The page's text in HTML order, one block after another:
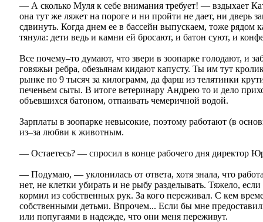
— А сколько Муля к себе внимания требует! — вздыхает
она тут же ляжет на пороге и ни пройти не дает, ни дверь
сдвинуть. Когда днем ее в бассейн выпускаем, тоже рядом
тянула: дети ведь и камни ей бросают, и батон суют, и
Все почему–то думают, что звери в зоопарке голодают, и
говяжьи ребра, обезьянам кидают капусту. Ты им тут
рынке по 9 тысяч за килограмм, да фарш из телятинки
печеньем сыты. В итоге ветеринару Андрею то и дело
объевшихся батоном, отпаивать чемеричной водой.
Зарплаты в зоопарке невысокие, поэтому работают (в
из–за любви к животным.
— Остаетесь? — спросил в конце рабочего дня
— Подумаю, — уклонилась от ответа, хотя знала, что
нет, не клетки убирать и не рыбу разделывать. Тяжело,
кормил из собственных рук. За кого переживал. С кем
собственными детьми. Впрочем... Если бы мне
или попугаями в надежде, что они меня переживут.